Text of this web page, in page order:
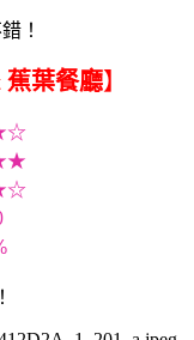
！
蕉葉餐廳】